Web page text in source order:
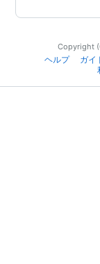
Copyright
ヘルプ
ガイ